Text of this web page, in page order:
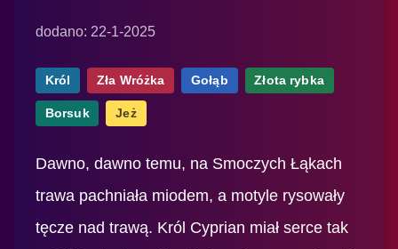
dodano: 22-1-2025
Król Zła Wróżka Gołąb Złota rybka
Borsuk Jeż
Dawno, dawno temu, na Smoczych Łąkach
trawa pachniała miodem, a motyle rysowały
tęcze nad trawą. Król Cyprian miał serce tak